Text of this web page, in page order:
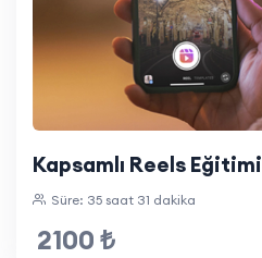
Kapsamlı Reels Eğitimi
Süre: 35 saat 31 dakika
2100 ₺